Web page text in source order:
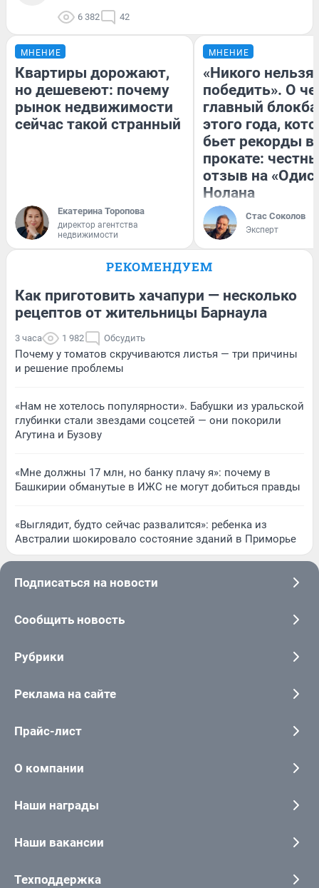
6 382 42
МНЕНИЕ
Квартиры дорожают,
но дешевеют: почему
рынок недвижимости
сейчас такой странный
Екатерина Торопова
директор агентства
недвижимости
МНЕНИЕ
«Никого нельзя
победить». О
главный
этого года,
бьет рекорды в
прокате:
отзыв на
Нолана
Стас Соколов
Эксперт
РЕКОМЕНДУЕМ
Как приготовить хачапури — несколько
рецептов от жительницы Барнаула
3 часа 1 982 Обсудить
Почему у томатов скручиваются листья — три причины
и решение проблемы
«Нам не хотелось популярности». Бабушки из уральской
глубинки стали звездами соцсетей — они покорили
Агутина и Бузову
«Мне должны 17 млн, но банку плачу я»: почему в
Башкирии обманутые в ИЖС не могут добиться правды
«Выглядит, будто сейчас развалится»: ребенка из
Австралии шокировало состояние зданий в Приморье
Подписаться на новости
Сообщить новость
Рубрики
Реклама на сайте
Прайс-лист
О компании
Наши награды
Наши вакансии
Техподдержка